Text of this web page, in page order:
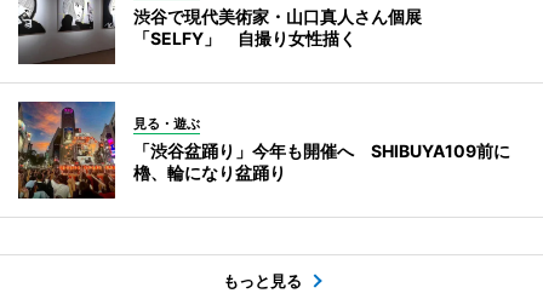
渋谷で現代美術家・山口真人さん個展
「SELFY」 自撮り女性描く
見る・遊ぶ
「渋谷盆踊り」今年も開催へ SHIBUYA109前に
櫓、輪になり盆踊り
もっと見る